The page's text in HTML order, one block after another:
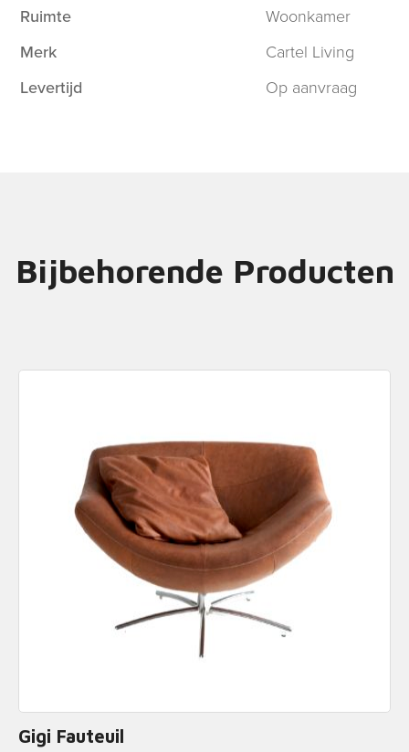
Ruimte
Woonkamer
Merk
Cartel Living
Levertijd
Op aanvraag
Bijbehorende Producten
Gigi Fauteuil